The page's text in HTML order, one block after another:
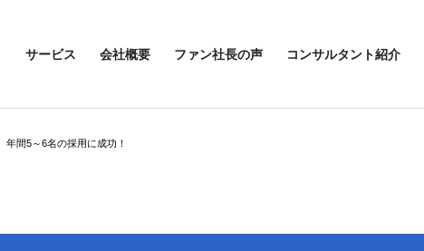
サービス 会社概要 ファン社長の声 コンサルタント紹介
間5～6名の採用に成功！